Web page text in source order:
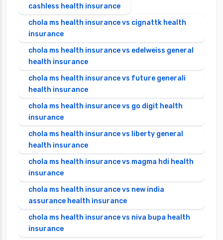
cashless health insurance
chola ms health insurance vs cignattk health
insurance
chola ms health insurance vs edelweiss general
health insurance
chola ms health insurance vs future generali
health insurance
chola ms health insurance vs go digit health
insurance
chola ms health insurance vs liberty general
health insurance
chola ms health insurance vs magma hdi health
insurance
chola ms health insurance vs new india
assurance health insurance
chola ms health insurance vs niva bupa health
insurance